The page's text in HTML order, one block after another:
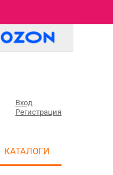
Вход
Регистрация
КАТАЛОГИ